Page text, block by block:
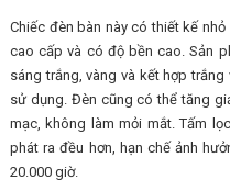
Chiếc đèn bàn này có thiết kế
cao cấp và có độ bền cao. Sản
sáng trắng, vàng và kết hợp
sử dụng. Đèn cũng có thể tăng
mạc, không làm mỏi mắt. Tấm
phát ra đều hơn, hạn chế ảnh
20.000 giờ.